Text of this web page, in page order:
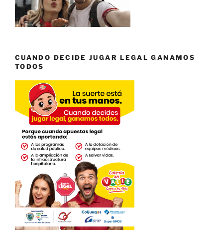
CUANDO DECIDE JUGAR LEGAL GANAMOS
TODOS